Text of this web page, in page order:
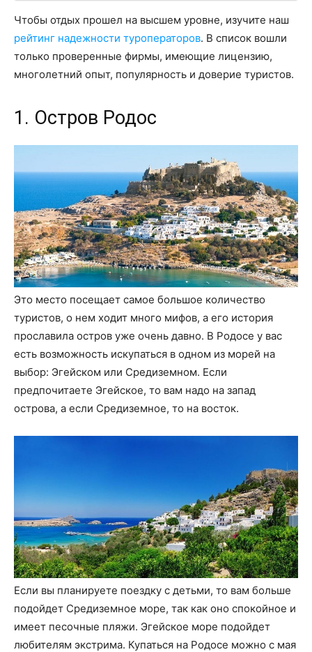
Чтобы отдых прошел на высшем уровне, изучите наш
рейтинг надежности туроператоров. В список вошли
только проверенные фирмы, имеющие лицензию,
многолетний опыт, популярность и доверие туристов.
1. Остров Родос
Это место посещает самое большое количество
туристов, о нем ходит много мифов, а его история
прославила остров уже очень давно. В Родосе у вас
есть возможность искупаться в одном из морей на
выбор: Эгейском или Средиземном. Если
предпочитаете Эгейское, то вам надо на запад
острова, а если Средиземное, то на восток.
Если вы планируете поездку с детьми, то вам больше
подойдет Средиземное море, так как оно спокойное и
имеет песочные пляжи. Эгейское море подойдет
любителям экстрима. Купаться на Родосе можно с мая